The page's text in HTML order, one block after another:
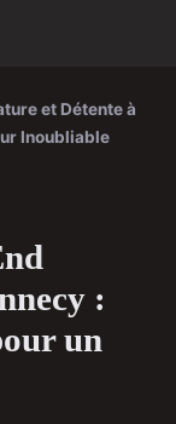
et Détente à
Inoubliable
:
un